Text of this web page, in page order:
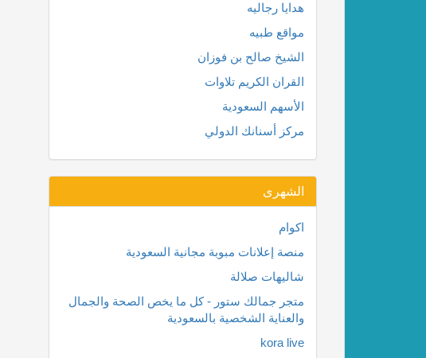
هدايا رجاليه
مواقع طبيه
الشيخ صالح بن فوزان
القران الكريم تلاوات
الأسهم السعودية
مركز أسنانك الدولي
الشهرى
اكوام
منصة إعلانات مبوبة مجانية السعودية
شاليهات صلالة
متجر جمالك ستور - كل ما يخص الصحة والجمال
والعناية الشخصية بالسعودية
kora live